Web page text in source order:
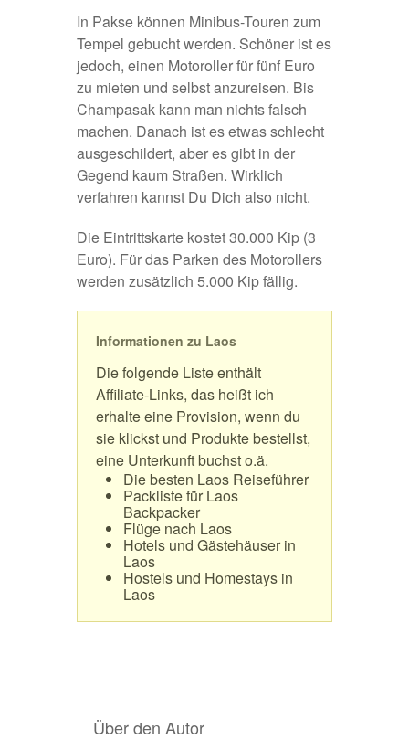
In Pakse können Minibus-Touren zum
Tempel gebucht werden. Schöner ist es
jedoch, einen Motoroller für fünf Euro
zu mieten und selbst anzureisen. Bis
Champasak kann man nichts falsch
machen. Danach ist es etwas schlecht
ausgeschildert, aber es gibt in der
Gegend kaum Straßen. Wirklich
verfahren kannst Du Dich also nicht.
Die Eintrittskarte kostet 30.000 Kip (3
Euro). Für das Parken des Motorollers
werden zusätzlich 5.000 Kip fällig.
Informationen zu Laos
Die folgende Liste enthält
Affiliate-Links, das heißt ich
erhalte eine Provision, wenn du
sie klickst und Produkte bestellst,
eine Unterkunft buchst o.ä.
Die besten Laos Reiseführer
Packliste für Laos
Backpacker
Flüge nach Laos
Hotels und Gästehäuser in
Laos
Hostels und Homestays in
Laos
Über den Autor